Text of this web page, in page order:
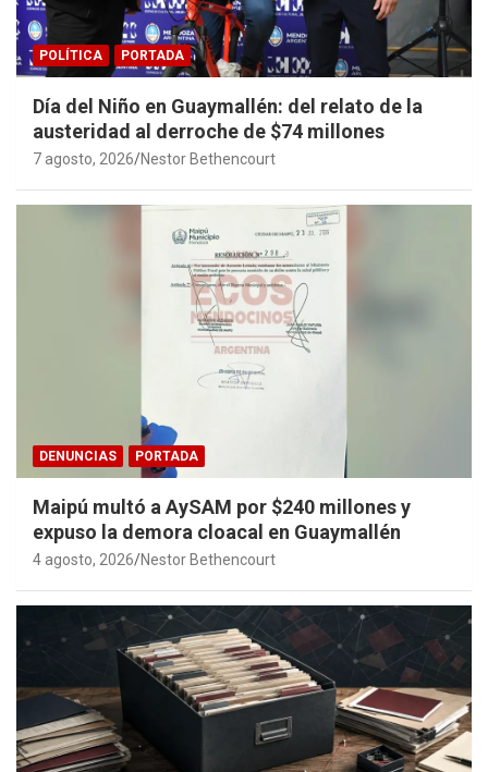
POLÍTICA PORTADA
Día del Niño en Guaymallén: del relato de la
austeridad al derroche de $74 millones
7 agosto, 2026 Nestor Bethencourt
DENUNCIAS PORTADA
Maipú multó a AySAM por $240 millones y
expuso la demora cloacal en Guaymallén
4 agosto, 2026 Nestor Bethencourt